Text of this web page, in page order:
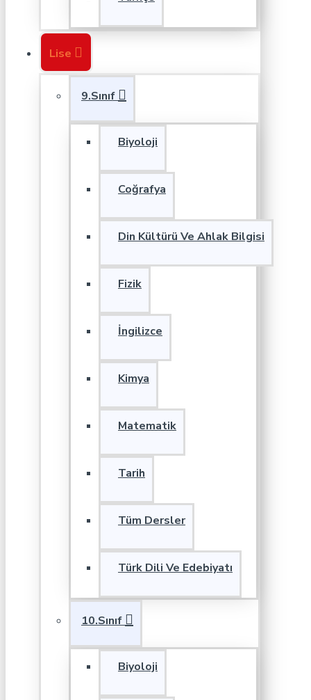
Lise
9.Sınıf
Biyoloji
Coğrafya
Din Kültürü Ve Ahlak Bilgisi
Fizik
İngilizce
Kimya
Matematik
Tarih
Tüm Dersler
Türk Dili Ve Edebiyatı
10.Sınıf
Biyoloji